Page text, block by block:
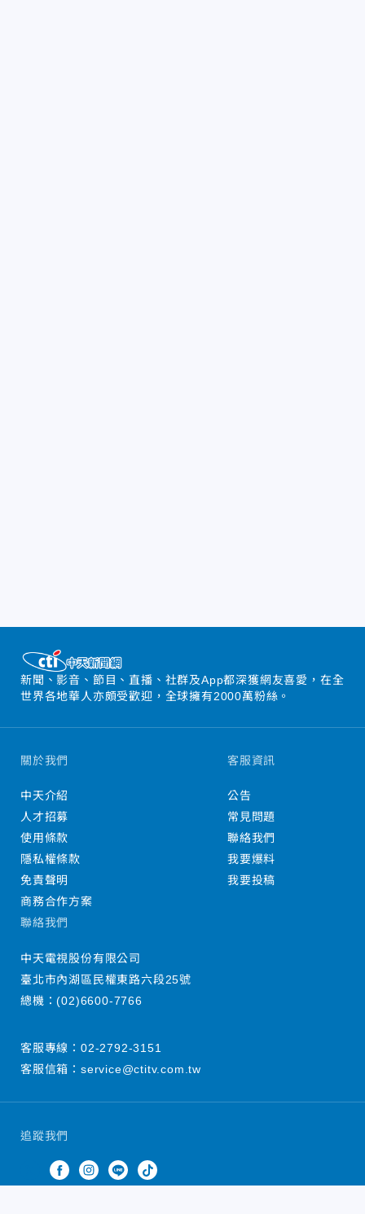
新聞、影音、節目、直播、社群及App都深獲網友喜愛，在全
世界各地華人亦頗受歡迎，全球擁有2000萬粉絲。
追蹤我們
關於我們
中天介紹
人才招募
使用條款
隱私權條款
免責聲明
商務合作方案
客服資訊
公告
常見問題
聯絡我們
我要爆料
我要投稿
聯絡我們
中天電視股份有限公司
臺北市內湖區民權東路六段25號
總機：(02)6600-7766
客服專線： 02-2792-3151
客服信箱： service@ctitv.com.tw